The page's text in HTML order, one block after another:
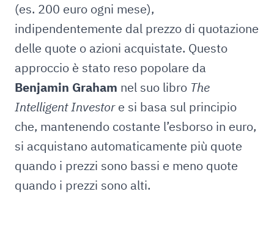
(es. 200 euro ogni mese),
indipendentemente dal prezzo di quotazione
delle quote o azioni acquistate. Questo
approccio è stato reso popolare da
Benjamin Graham nel suo libro The
Intelligent Investore si basa sul principio
che, mantenendo costante l’esborso in euro,
si acquistano automaticamente più quote
quando i prezzi sono bassi e meno quote
quando i prezzi sono alti.